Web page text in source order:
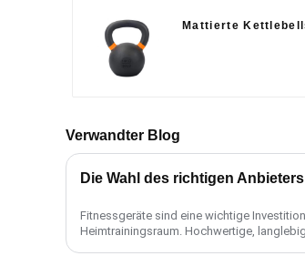
Mattierte
Verwandter Blog
Fitnessgeräte sind eine wichtige
Heimtrainingsraum. Hochwertige,